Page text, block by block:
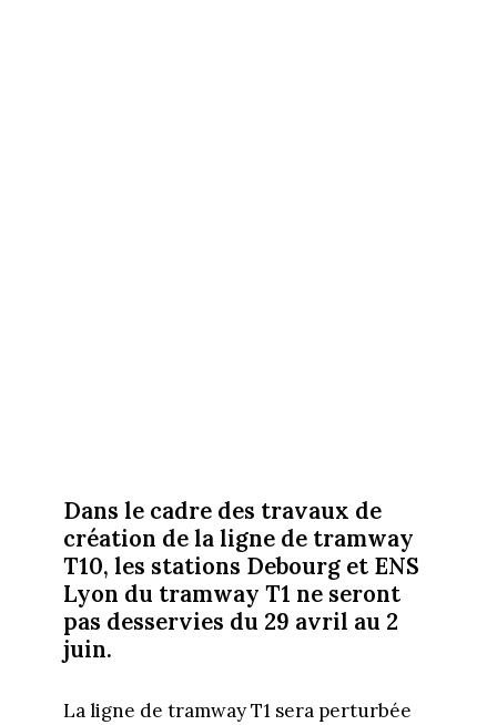
Dans le cadre des travaux de
création de la ligne de tramway
T10, les stations Debourg et ENS
Lyon du tramway T1 ne seront
pas desservies du 29 avril au 2
juin.
La ligne de tramway T1 sera perturbée